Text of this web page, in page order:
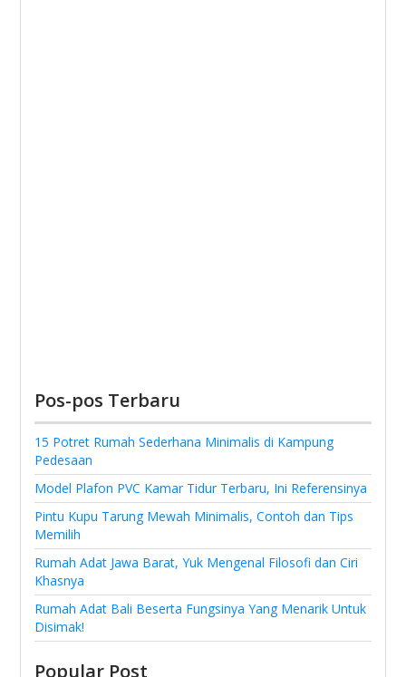
Pos-pos Terbaru
15 Potret Rumah Sederhana Minimalis di Kampung
Pedesaan
Model Plafon PVC Kamar Tidur Terbaru, Ini Referensinya
Pintu Kupu Tarung Mewah Minimalis, Contoh dan Tips
Memilih
Rumah Adat Jawa Barat, Yuk Mengenal Filosofi dan Ciri
Khasnya
Rumah Adat Bali Beserta Fungsinya Yang Menarik Untuk
Disimak!
Popular Post